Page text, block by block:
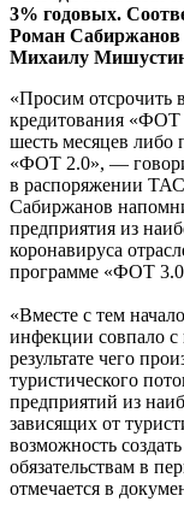
3% годовых.
Роман Сабиржанов
Михаилу
«Просим отсрочить
кредитования
шесть месяцев
«ФОТ 2.0», —
в распоряжении
Сабиржанов
предприятия из
коронавируса
программе «ФОТ
«Вместе с тем
инфекции совпало с
результате чего
туристического
предприятий из
зависящих от
возможность
обязательствам в
отмечается в